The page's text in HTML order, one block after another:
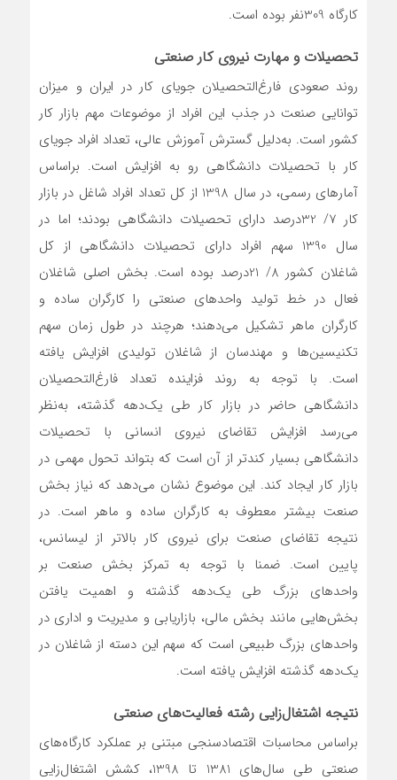
کارگاه 309نفر بوده است.
تحصیلات و مهارت نیروی کار صنعتی
روند صعودی فارغ‌‌‌التحصیلان جویای کار در ایران و میزان
توانایی صنعت در جذب این افراد از موضوعات مهم بازار کار
کشور است. به‌‌‌دلیل گسترش آموزش عالی، تعداد افراد جویای
کار با تحصیلات دانشگاهی رو به افزایش است. براساس
آمارهای رسمی، در سال 1398 از کل تعداد افراد شاغل در بازار
کار 7/ 32‌درصد دارای تحصیلات دانشگاهی بودند؛ اما در
سال 1390 سهم افراد دارای تحصیلات دانشگاهی از کل
شاغلان کشور 8/ 21‌درصد بوده است. بخش اصلی شاغلان
فعال در خط تولید واحدهای صنعتی را کارگران ساده و
کارگران ماهر تشکیل می‌دهند؛ هرچند در طول زمان سهم
تکنیسین‌‌‌ها و مهندسان از شاغلان تولیدی افزایش یافته
است. با توجه به روند فزاینده تعداد فارغ‌‌‌التحصیلان
دانشگاهی حاضر در بازار کار طی یک‌دهه گذشته، به‌‌‌نظر
می‌رسد افزایش تقاضای نیروی انسانی با تحصیلات
دانشگاهی بسیار کندتر از آن است که بتواند تحول مهمی در
بازار کار ایجاد کند. این موضوع نشان می‌دهد که نیاز بخش
صنعت بیشتر معطوف به کارگران ساده و ماهر است. در
نتیجه تقاضای صنعت برای نیروی کار بالاتر از لیسانس،
پایین است. ضمنا با توجه به تمرکز بخش صنعت بر
واحدهای بزرگ طی یک‌دهه گذشته و اهمیت یافتن
بخش‌‌‌هایی مانند بخش مالی، بازاریابی و مدیریت و اداری در
واحدهای بزرگ طبیعی است که سهم این دسته از شاغلان در
یک‌دهه گذشته افزایش یافته است.
نتیجه اشتغال‌زایی رشته فعالیت‌‌‌های صنعتی
براساس محاسبات اقتصادسنجی مبتنی بر عملکرد کارگاه‌های
صنعتی طی سال‌های 1381 تا 1398، کشش اشتغال‌زایی